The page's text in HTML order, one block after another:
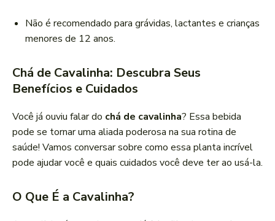
Não é recomendado para grávidas, lactantes e crianças
menores de 12 anos.
Chá de Cavalinha: Descubra Seus
Benefícios e Cuidados
Você já ouviu falar do chá de cavalinha? Essa bebida
pode se tornar uma aliada poderosa na sua rotina de
saúde! Vamos conversar sobre como essa planta incrível
pode ajudar você e quais cuidados você deve ter ao usá-la.
O Que É a Cavalinha?